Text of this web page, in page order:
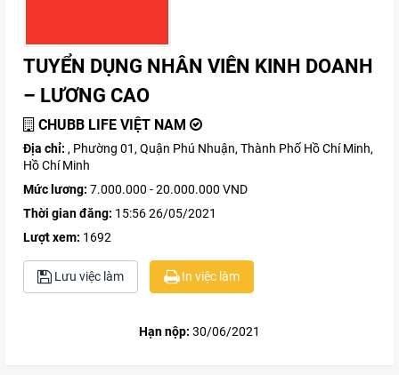
TUYỂN DỤNG NHÂN VIÊN KINH DOANH
– LƯƠNG CAO
CHUBB LIFE VIỆT NAM
Địa chỉ: , Phường 01, Quận Phú Nhuận, Thành Phố Hồ Chí Minh,
Hồ Chí Minh
Mức lương: 7.000.000 - 20.000.000 VND
Thời gian đăng: 15:56 26/05/2021
Lượt xem: 1692
Lưu việc làm In việc làm
Hạn nộp: 30/06/2021